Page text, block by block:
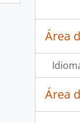
Área
Área